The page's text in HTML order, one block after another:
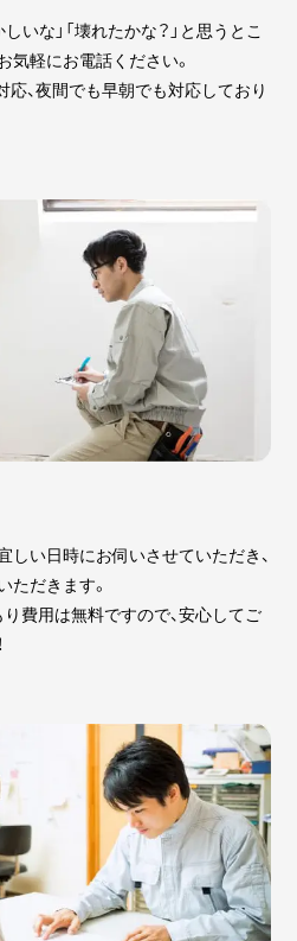
いな」「壊れたかな？」と思うとこ
気軽にお電話ください。
、夜間でも早朝でも対応しており
しい日時にお伺いさせていただき、
ただきます。
り費用は無料ですので、安心してご